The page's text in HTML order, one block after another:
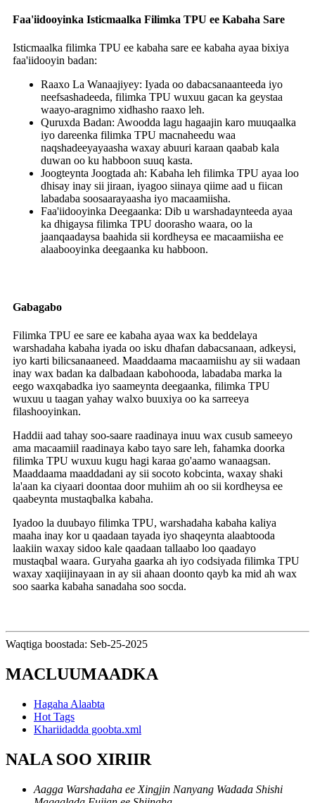
Faa'iidooyinka Isticmaalka Filimka TPU ee Kabaha Sare
Isticmaalka filimka TPU ee kabaha sare ee kabaha ayaa bixiya
faa'iidooyin badan:
Raaxo La Wanaajiyey: Iyada oo dabacsanaanteeda iyo
neefsashadeeda, filimka TPU wuxuu gacan ka geystaa
waayo-aragnimo xidhasho raaxo leh.
Quruxda Badan: Awoodda lagu hagaajin karo muuqaalka
iyo dareenka filimka TPU macnaheedu waa
naqshadeeyayaasha waxay abuuri karaan qaabab kala
duwan oo ku habboon suuq kasta.
Joogteynta Joogtada ah: Kabaha leh filimka TPU ayaa loo
dhisay inay sii jiraan, iyagoo siinaya qiime aad u fiican
labadaba soosaarayaasha iyo macaamiisha.
Faa'iidooyinka Deegaanka: Dib u warshadaynteeda ayaa
ka dhigaysa filimka TPU doorasho waara, oo la
jaanqaadaysa baahida sii kordheysa ee macaamiisha ee
alaabooyinka deegaanka ku habboon.
Gabagabo
Filimka TPU ee sare ee kabaha ayaa wax ka beddelaya
warshadaha kabaha iyada oo isku dhafan dabacsanaan, adkeysi,
iyo karti bilicsanaaneed. Maaddaama macaamiishu ay sii wadaan
inay wax badan ka dalbadaan kabohooda, labadaba marka la
eego waxqabadka iyo saameynta deegaanka, filimka TPU
wuxuu u taagan yahay walxo buuxiya oo ka sarreeya
filashooyinkan.
Haddii aad tahay soo-saare raadinaya inuu wax cusub sameeyo
ama macaamiil raadinaya kabo tayo sare leh, fahamka doorka
filimka TPU wuxuu kugu hagi karaa go'aamo wanaagsan.
Maaddaama maaddadani ay sii socoto kobcinta, waxay shaki
la'aan ka ciyaari doontaa door muhiim ah oo sii kordheysa ee
qaabeynta mustaqbalka kabaha.
Iyadoo la duubayo filimka TPU, warshadaha kabaha kaliya
maaha inay kor u qaadaan tayada iyo shaqeynta alaabtooda
laakiin waxay sidoo kale qaadaan tallaabo loo qaadayo
mustaqbal waara. Guryaha gaarka ah iyo codsiyada filimka TPU
waxay xaqiijinayaan in ay sii ahaan doonto qayb ka mid ah wax
soo saarka kabaha sanadaha soo socda.
Waqtiga boostada: Seb-25-2025
MACLUUMAADKA
Hagaha Alaabta
Hot Tags
Khariidadda goobta.xml
NALA SOO XIRIIR
Aagga Warshadaha ee Xingjin Nanyang Wadada Shishi